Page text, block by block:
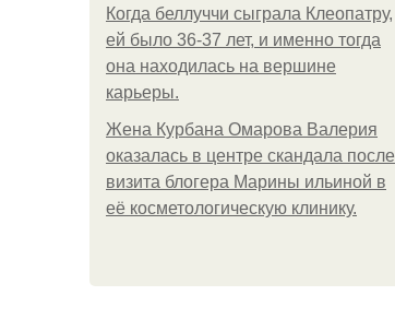
Когда беллуччи сыграла Клеопатру,
ей было 36-37 лет, и именно тогда
она находилась на вершине
карьеры.
Жена Курбана Омарова Валерия
оказалась в центре скандала после
визита блогера Марины ильиной в
её косметологическую клинику.